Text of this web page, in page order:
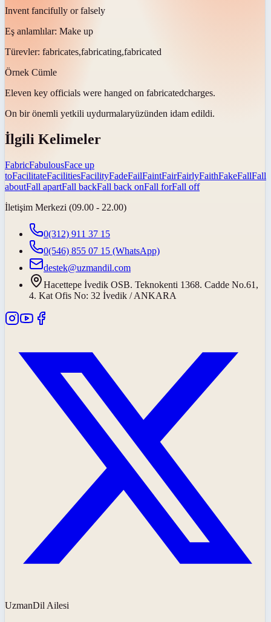
Invent fancifully or falsely
Eş anlamlılar: Make up
Türevler: fabricates,fabricating,fabricated
Örnek Cümle
Eleven key officials were hanged on fabricatedcharges.
On bir önemli yetkili uydurmalaryüzünden idam edildi.
İlgili Kelimeler
FabricFabulousFace up
toFacilitateFacilitiesFacilityFadeFailFaintFairFairlyFaithFakeFallFall
aboutFall apartFall backFall back onFall forFall off
İletişim Merkezi (09.00 - 22.00)
0(312) 911 37 15
0(546) 855 07 15 (WhatsApp)
destek@uzmandil.com
Hacettepe İvedik OSB. Teknokenti 1368. Cadde No.61,
4. Kat Ofis No: 32 İvedik / ANKARA
UzmanDil Ailesi